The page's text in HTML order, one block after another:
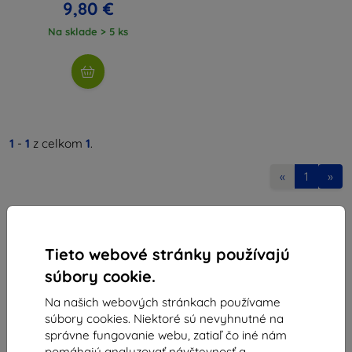
Tieto webové stránky používajú
súbory cookie.
Na našich webových stránkach používame
súbory cookies. Niektoré sú nevyhnutné na
správne fungovanie webu, zatiaľ čo iné nám
9,80 €
Na sklade > 5 ks
1 - 1 z celkom 1.
« 1 »
Shield-Sk s.r.o.
Ulica Rudolfa Mocka 3750/2A
841 04 Bratislava